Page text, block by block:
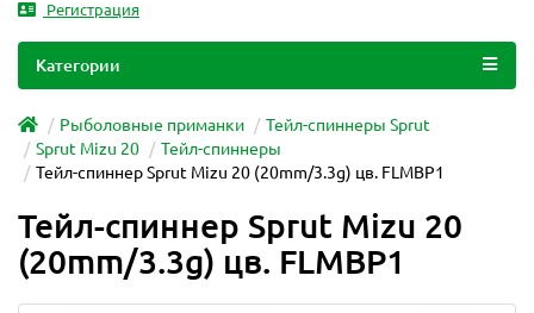
Регистрация
Категории
Рыболовные приманки
Тейл-спиннеры Sprut
Sprut Mizu 20
Тейл-спиннеры
Тейл-спиннер Sprut Mizu 20 (20mm/3.3g) цв. FLMBP1
Тейл-спиннер Sprut Mizu 20
(20mm/3.3g) цв. FLMBP1